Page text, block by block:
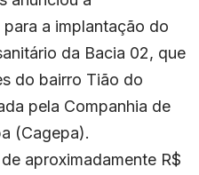
a implantação do
da Bacia 02, que
do bairro Tião do
pela Companhia de
(Cagepa).
aproximadamente R$